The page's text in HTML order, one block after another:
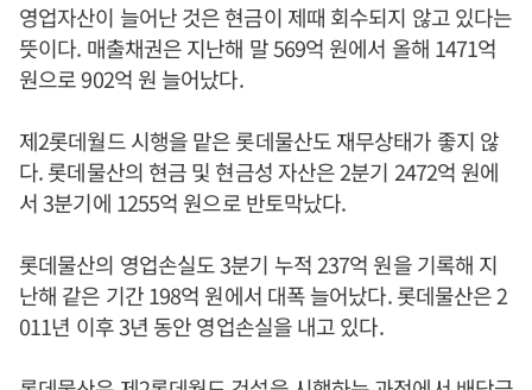
영업자산이 늘어난 것은 현금이 제때 회수되지 않고 있다는
뜻이다. 매출채권은 지난해 말 569억 원에서 올해 1471억
원으로 902억 원 늘어났다.
제2롯데월드 시행을 맡은 롯데물산도 재무상태가 좋지 않
다. 롯데물산의 현금 및 현금성 자산은 2분기 2472억 원에
서 3분기에 1255억 원으로 반토막났다.
롯데물산의 영업손실도 3분기 누적 237억 원을 기록해 지
난해 같은 기간 198억 원에서 대폭 늘어났다. 롯데물산은 2
011년 이후 3년 동안 영업손실을 내고 있다.